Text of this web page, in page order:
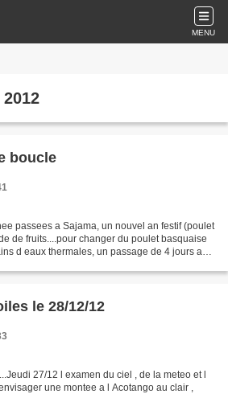
MENU
boucle
passees a Sajama, un nouvel an festif (poulet
de fruits....pour changer du poulet basquaise
d eaux thermales, un passage de 4 jours a
le 28/12/12
27/12 l examen du ciel , de la meteo et l
une montee a l Acotango au clair ,